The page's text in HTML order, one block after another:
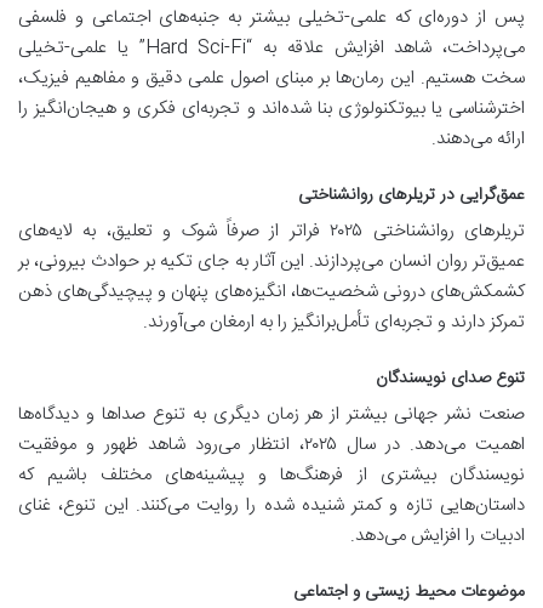
پس از دوره‌ای که علمی-تخیلی بیشتر به جنبه‌های اجتماعی و فلسفی
می‌پرداخت، شاهد افزایش علاقه به “Hard Sci-Fi” یا علمی-تخیلی
سخت هستیم. این رمان‌ها بر مبنای اصول علمی دقیق و مفاهیم فیزیک،
اخترشناسی یا بیوتکنولوژی بنا شده‌اند و تجربه‌ای فکری و هیجان‌انگیز را
ارائه می‌دهند.
عمق‌گرایی در تریلرهای روانشناختی
تریلرهای روانشناختی ۲۰۲۵ فراتر از صرفاً شوک و تعلیق، به لایه‌های
عمیق‌تر روان انسان می‌پردازند. این آثار به جای تکیه بر حوادث بیرونی، بر
کشمکش‌های درونی شخصیت‌ها، انگیزه‌های پنهان و پیچیدگی‌های ذهن
تمرکز دارند و تجربه‌ای تأمل‌برانگیز را به ارمغان می‌آورند.
تنوع صدای نویسندگان
صنعت نشر جهانی بیشتر از هر زمان دیگری به تنوع صداها و دیدگاه‌ها
اهمیت می‌دهد. در سال ۲۰۲۵، انتظار می‌رود شاهد ظهور و موفقیت
نویسندگان بیشتری از فرهنگ‌ها و پیشینه‌های مختلف باشیم که
داستان‌هایی تازه و کمتر شنیده شده را روایت می‌کنند. این تنوع، غنای
ادبیات را افزایش می‌دهد.
موضوعات محیط زیستی و اجتماعی